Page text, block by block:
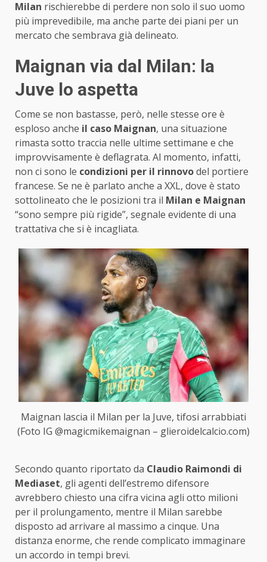
Milan rischierebbe di perdere non solo il suo uomo
più imprevedibile, ma anche parte dei piani per un
mercato che sembrava già delineato.
Maignan via dal Milan: la
Juve lo aspetta
Come se non bastasse, però, nelle stesse ore è
esploso anche il caso Maignan, una situazione
rimasta sotto traccia nelle ultime settimane e che
improvvisamente è deflagrata. Al momento, infatti,
non ci sono le condizioni per il rinnovodel portiere
francese. Se ne è parlato anche a XXL, dove è stato
sottolineato che le posizioni tra il Milan e Maignan
“sono sempre più rigide”, segnale evidente di una
trattativa che si è incagliata.
Maignan lascia il Milan per la Juve, tifosi arrabbiati
(Foto IG @magicmikemaignan – glieroidelcalcio.com)
Secondo quanto riportato da Claudio Raimondi di
Mediaset, gli agenti dell’estremo difensore
avrebbero chiesto una cifra vicina agli otto milioni
per il prolungamento, mentre il Milan sarebbe
disposto ad arrivare al massimo a cinque. Una
distanza enorme, che rende complicato immaginare
un accordo in tempi brevi.